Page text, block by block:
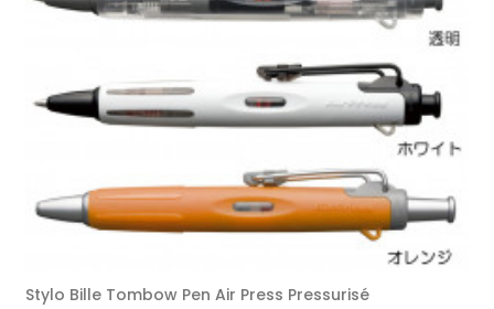
Stylo Bille Tombow Pen Air Press Pressurisé